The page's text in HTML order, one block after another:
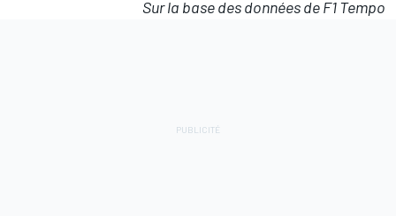
Sur la base des données de F1 Tempo